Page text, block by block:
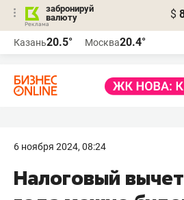
забронируй
валюту
$
Казань20.5° Москва20.4°
6 ноября 2024, 08:24
Налоговый